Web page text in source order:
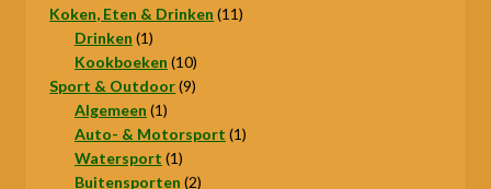
Koken, Eten & Drinken 1111
Drinken 11
product
Kookboeken 1010
producten
Sport & Outdoor 99
Algemeen 11
product
Auto- & Motorsport 11
Watersport 11
product
Buitensporten 22